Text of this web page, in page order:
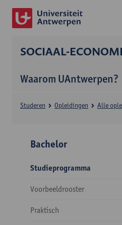
SOCIAAL-
Waarom UAntwerpen?
Studeren Opleidingen Alle
Bachelor
Studieprogramma
Voorbeeldrooster
Praktisch